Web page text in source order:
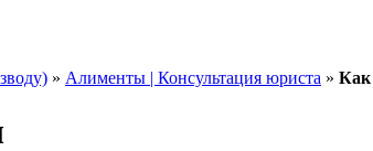
» Алименты | Консультация юриста » Как